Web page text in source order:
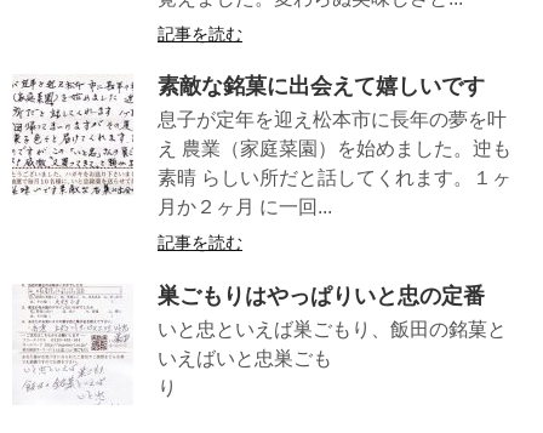
記事を読む
素敵な銘菓に出会えて嬉しいです
息子が定年を迎え松本市に長年の夢を叶
え 農業（家庭菜園）を始めました。迚も
素晴 らしい所だと話してくれます。１ヶ
月か２ヶ月 に一回...
記事を読む
巣ごもりはやっぱりいと忠の定番
いと忠といえば巣ごもり、飯田の銘菓と
いえばいと忠巣ごも
り